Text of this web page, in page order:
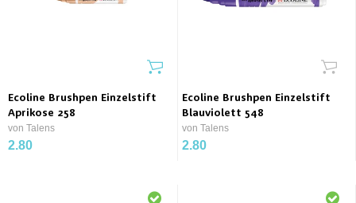
Ecoline Brushpen Einzelstift
Aprikose 258
von Talens
2.80
Ecoline Brushpen Einzelstift
Blauviolett 548
von Talens
2.80